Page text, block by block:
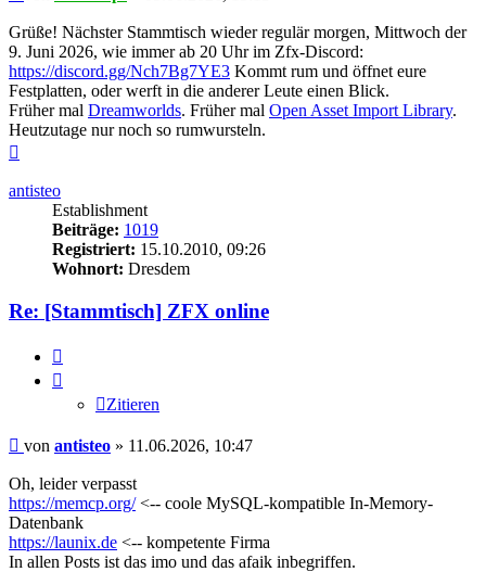
Grüße! Nächster Stammtisch wieder regulär morgen, Mittwoch der
9. Juni 2026, wie immer ab 20 Uhr im Zfx-Discord:
https://discord.gg/Nch7Bg7YE3 Kommt rum und öffnet eure
Festplatten, oder werft in die anderer Leute einen Blick.
Früher mal Dreamworlds. Früher mal Open Asset Import Library.
Heutzutage nur noch so rumwursteln.
antisteo
Establishment
Beiträge: 1019
Registriert: 15.10.2010, 09:26
Wohnort: Dresdem
Re: [Stammtisch] ZFX online
Zitieren
Beitrag
von antisteo » 11.06.2026, 10:47
Oh, leider verpasst
https://memcp.org/<-- coole MySQL-kompatible In-Memory-
Datenbank
https://launix.de <-- kompetente Firma
In allen Posts ist das imo und das afaik inbegriffen.